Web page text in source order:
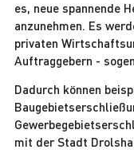
es, neue spannende
anzunehmen. Es
privaten
Auftraggebern -
Dadurch können
mit der Stadt